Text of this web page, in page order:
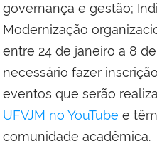
governança e gestão;
Modernização
entre 24 de janeiro a 8
necessário fazer
eventos que serão
UFVJM no YouTube e
comunidade acadêmica.